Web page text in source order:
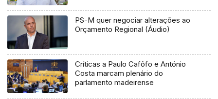
PS-M quer negociar alterações ao
Orçamento Regional (Áudio)
Críticas a Paulo Cafôfo e António
Costa marcam plenário do
parlamento madeirense